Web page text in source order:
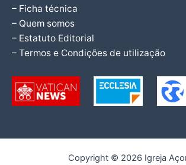
– Ficha técnica
– Quem somos
– Estatuto Editorial
– Termos e Condições de utilização
Copyright © 2026 Igreja